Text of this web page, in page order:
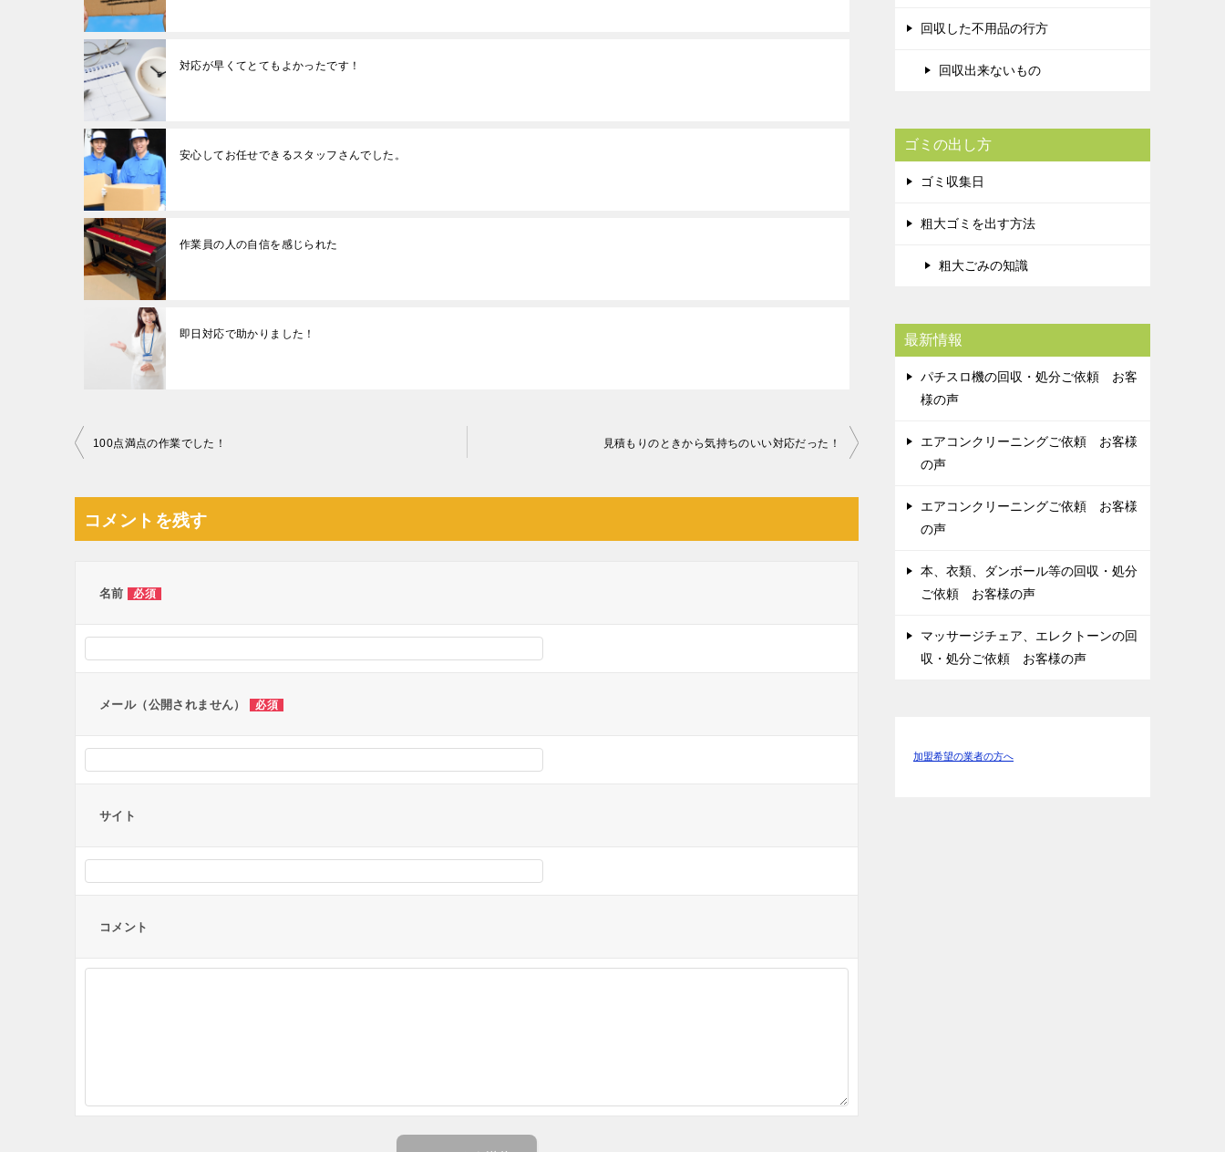
対応が早くてとてもよかったです！
安心してお任せできるスタッフさんでした。
作業員の人の自信を感じられた
即日対応で助かりました！
投
ナ
ビ
ョ
100点満点の作業でした！ 見積もりのときから気持ちのいい対応だった！
コメントを残す
名前 必須
メール（公開されません） 必須
サイト
コメント
回収した不用品の行方
回収出来ないもの
ゴミの出し方
ゴミ収集日
粗大ゴミを出す方法
粗大ごみの知識
最新情報
パチスロ機の回収・処分ご依頼 お客
様の声
エアコンクリーニングご依頼 お客様
の声
エアコンクリーニングご依頼 お客様
の声
本、衣類、ダンボール等の回収・処分
ご依頼 お客様の声
マッサージチェア、エレクトーンの回
収・処分ご依頼 お客様の声
加盟希望の業者の方へ